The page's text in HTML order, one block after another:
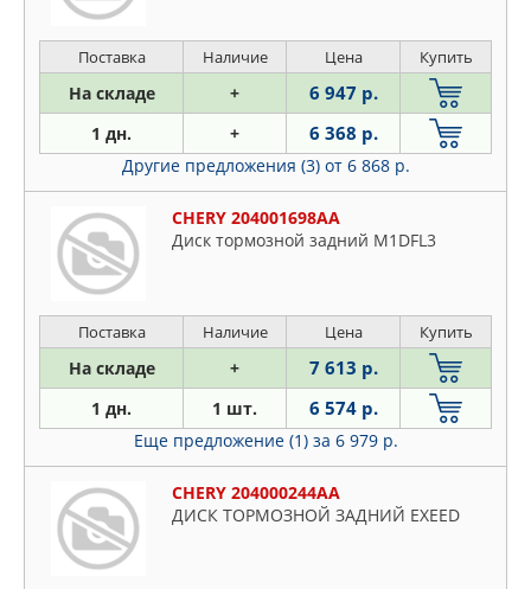
Поставка Наличие Цена Купить
На складе + 6 947 р.
1 дн. + 6 368 р.
Другие предложения (3) от 6 868 р.
CHERY 204001698AA
Диск тормозной задний M1DFL3
Поставка Наличие Цена Купить
На складе + 7 613 р.
1 дн. 1 шт. 6 574 р.
Еще предложение (1) за 6 979 р.
CHERY 204000244AA
ДИСК ТОРМОЗНОЙ ЗАДНИЙ EXEED